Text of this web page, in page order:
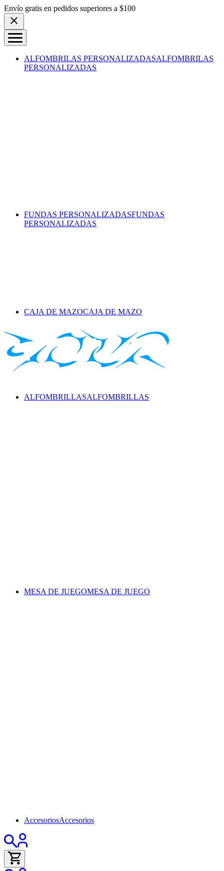
Skip to content
Envío gratis en pedidos superiores a $100
ALFOMBRILAS PERSONALIZADASALFOMBRILAS
PERSONALIZADAS
FUNDAS PERSONALIZADASFUNDAS
PERSONALIZADAS
CAJA DE MAZOCAJA DE MAZO
ALFOMBRILLASALFOMBRILLAS
MESA DE JUEGOMESA DE JUEGO
AccesoriosAccesorios